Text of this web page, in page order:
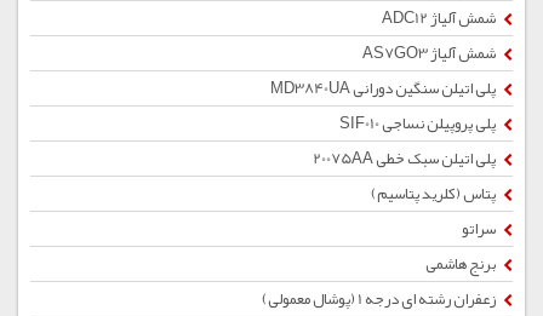
شمش آلیاژ ADC12
شمش آلیاژ AS7GO3
پلی اتیلن سنگین دورانی MD3840UA
پلی پروپیلن نساجی SIF010
پلی اتیلن سبک خطی 20075AA
پتاس (کلرید پتاسیم)
سراتو
برنج هاشمی
زعفران رشته ای درجه 1 (پوشال معمولی)